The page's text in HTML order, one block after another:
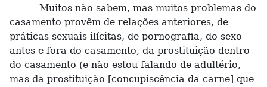
Muitos não sabem, mas muitos problemas do
casamento provêm de relações anteriores, de
práticas sexuais ilícitas, de pornografia, do sexo
antes e fora do casamento, da prostituição dentro
do casamento (e não estou falando de adultério,
mas da prostituição [concupiscência da carne] que